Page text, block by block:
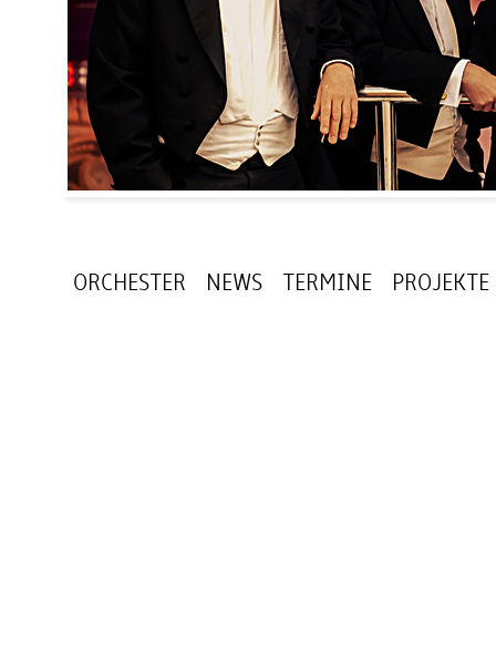
ORCHESTER NEWS TERMINE PROJEKTE